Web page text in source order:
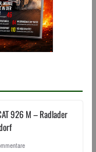
926 M – Radlader